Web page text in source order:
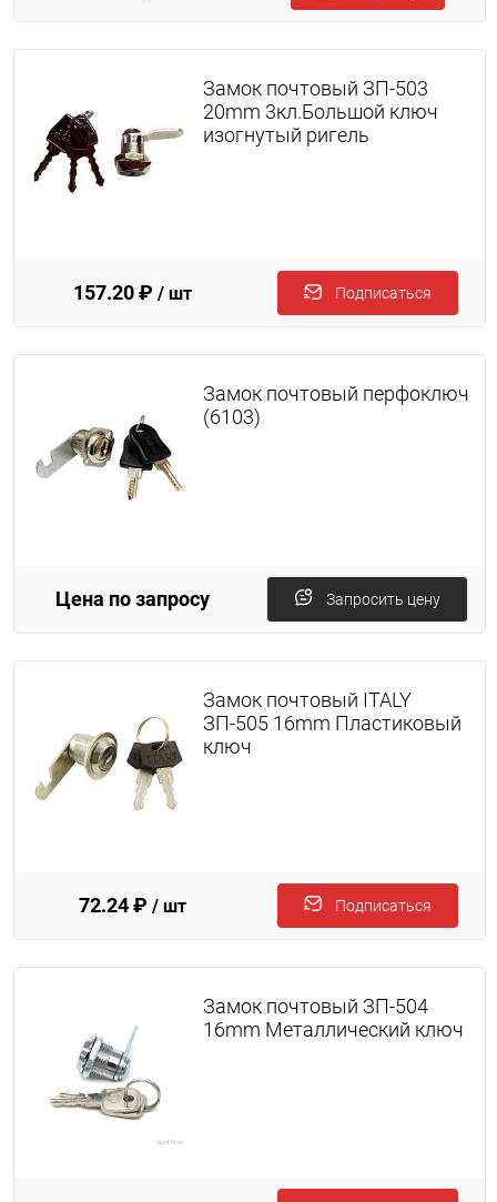
Замок почтовый ЗП-503
20mm 3кл.Большой ключ
изогнутый ригель
157.20 ₽ / шт Подписаться
Замок почтовый перфоключ
(6103)
Цена по запросу Запросить цену
Замок почтовый ITALY
ЗП-505 16mm Пластиковый
ключ
72.24 ₽ / шт Подписаться
Замок почтовый ЗП-504
16mm Металлический ключ